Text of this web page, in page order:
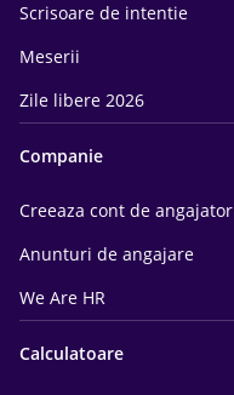
Scrisoare de intentie
Meserii
Zile libere 2026
Companie
Creeaza cont de angajator
Anunturi de angajare
We Are HR
Calculatoare